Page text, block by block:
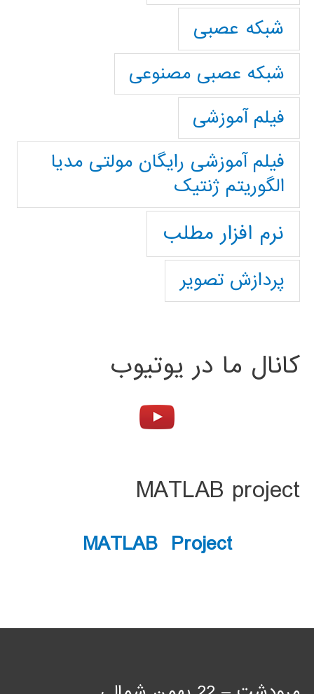
شبکه عصبی
شبکه عصبی مصنوعی
فیلم آموزشی
فیلم آموزشی رایگان مولتی مدیا
الگوریتم ژنتیک
نرم افزار مطلب
پردازش تصویر
کانال ما در یوتیوب
MATLAB project
MATLAB Project